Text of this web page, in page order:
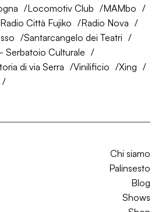
Locomotiv Club
MAMbo
Radio Città Fujiko
Radio Nova
Santarcangelo dei Teatri
Serbatoio Culturale
di via Serra Vinilificio
Xing
Chi siamo
Palinsesto
Blog
Shows